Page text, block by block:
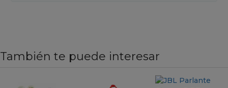
También te puede interesar